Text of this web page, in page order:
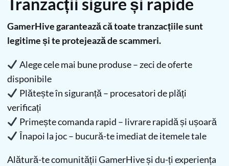
Tranzacții sigure și rapide
GamerHive garantează că toate tranzacțiile sunt
legitime și te protejează de scammeri.
Alege cele mai bune produse – zeci de oferte
disponibile
Plătește în siguranță – procesatori de plăți
verificați
Primește comanda rapid – livrare rapidă și ușoară
Înapoi la joc – bucură-te imediat de itemele tale
Alătură-te comunității GamerHive și du-ți experiența